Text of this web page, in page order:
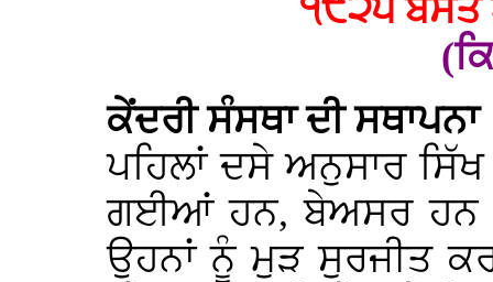
੧੯੨੫ ਬਸੰਤ
ਕੇਂਦਰੀ ਸੰਸਥਾ ਦੀ ਸਥਾਪਨਾ
ਪਹਿਲਾਂ ਦਸੇ ਅਨੁਸਾਰ
ਗਈਆਂ ਹਨ, ਬੇਅਸਰ ਹਨ
ਉਹਨਾਂ ਨੂੰ ਮੁੜ ਸੁਰਜੀਤ